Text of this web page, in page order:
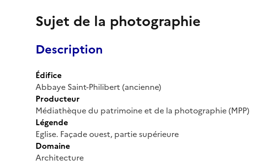
Sujet de la photographie
Description
Édifice
Abbaye Saint-Philibert (ancienne)
Producteur
Médiathèque du patrimoine et de la photographie (MPP)
Légende
Eglise. Façade ouest, partie supérieure
Domaine
Architecture